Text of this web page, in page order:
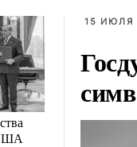
15 ИЮЛЯ